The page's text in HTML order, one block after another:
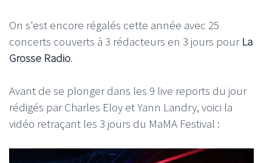
On s'est encore régalés cette année avec 25
concerts couverts à 3 rédacteurs en 3 jours pour La
Grosse Radio.
Avant de se plonger dans les 9 live reports du jour
rédigés par Charles Eloy et Yann Landry, voici la
vidéo retraçant les 3 jours du MaMA Festival :